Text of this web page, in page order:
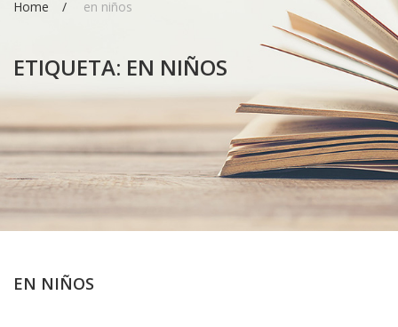
Home en niños
ETIQUETA: EN NIÑOS
EN NIÑOS